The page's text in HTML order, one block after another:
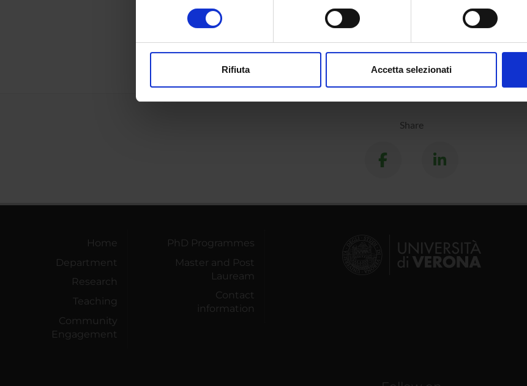
digitali).
modificare o ritirare il tuo consenso in qualsiasi momento dalla Dichiarazione sui cookie.
Rifiuta Accetta selezionati
Algebra, Geometria e Logica Matematica
Share
Home
Department
Research
Teaching
Community
Engagement
PhD Programmes
Master and Post
Lauream
Contact
information